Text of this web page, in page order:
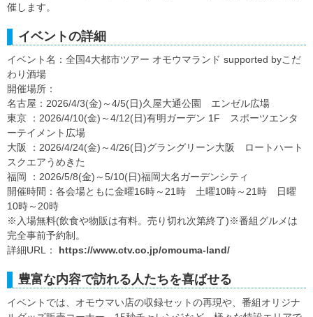
催します。
イベントの詳細
イベント名：全国4大都市ツアー オモウマランド supported byこだ
わり酒場
開催場所：
名古屋：2026/4/3(金)～4/5(日)久屋大通公園 エンゼル広場
東京 ：2026/4/10(金)～4/12(日)有明ガーデン 1F スポーツエンタ
ーテイメント広場
大阪 ：2026/4/24(金)～4/26(日)グラングリーン大阪 ロートハート
スクエアうめきた
福岡 ：2026/5/8(金)～5/10(日)福岡大名ガーデンシティ
開催時間：各会場ともに金曜16時～21時 土曜10時～21時 日曜
10時～20時
※入場無料(飲食や物販は有料。売り切れ次第終了)※番組グルメは
完全事前予約制。
詳細URL： https://www.ctv.co.jp/omouma-land/
豊富な内容で訪れる人たちを喜ばせる
イベントでは、オモウマい店の収録セットの再現や、番組オリジナ